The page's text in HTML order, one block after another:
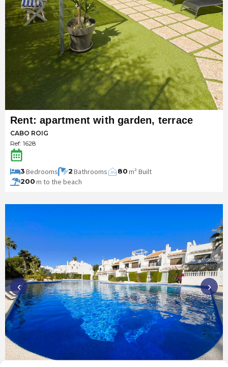
Rent: apartment with garden, terrace
CABO ROIG
Ref: 1628
3Bedrooms 2Bathrooms m2 80m² Built
200m to the beach
‹ ›